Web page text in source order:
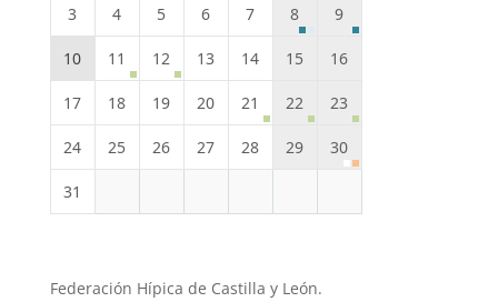
3 4 5 6 7 8 9
10 11 12 13 14 15 16
17 18 19 20 21 22 23
24 25 26 27 28 29 30
31
Federación Hípica de Castilla y León.